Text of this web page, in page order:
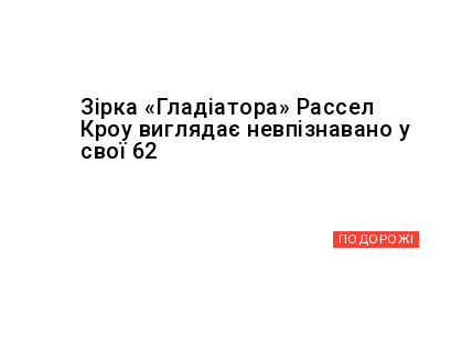
Зірка «Гладіатора» Рассел
Кроу виглядає невпізнавано у
свої 62
ПОДОРОЖІ